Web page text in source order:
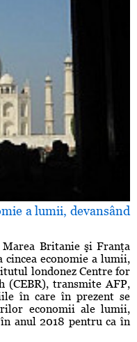
a lumii, devansând
Marea Britanie şi Franţa
cincea economie a lumii,
londonez Centre for
(CEBR), transmite AFP,
în care în prezent se
economii ale lumii,
anul 2018 pentru ca în